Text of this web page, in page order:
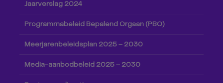
Jaarverslag 2024
Programmabeleid Bepalend Orgaan (PBO)
Meerjarenbeleidsplan 2025 – 2030
Media-aanbodbeleid 2025 – 2030